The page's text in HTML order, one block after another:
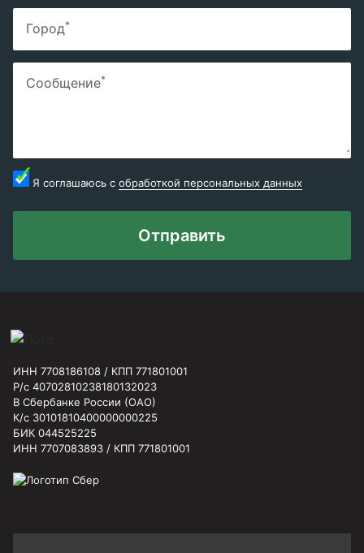
Город*
Сообщение*
Я соглашаюсь с обработкой персональных данных
Отправить
ИНН 7708186108 / КПП 771801001
Р/с 40702810238180132023
В Сбербанке России (ОАО)
К/с 30101810400000000225
БИК 044525225
ИНН 7707083893 / КПП 771801001